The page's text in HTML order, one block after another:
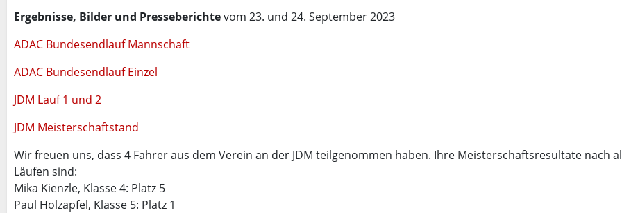
Ergebnisse, Bilder und Presseberichtevom 23. und 24. September 2023
ADAC Bundesendlauf Mannschaft
ADAC Bundesendlauf Einzel
JDM Lauf 1 und 2
JDM Meisterschaftstand
Wir freuen uns, dass 4 Fahrer aus dem Verein an der JDM teilgenommen haben. Ihre Meisterschaftsresultate nach
Läufen sind:
Mika Kienzle, Klasse 4: Platz 5
Paul Holzapfel, Klasse 5: Platz 1